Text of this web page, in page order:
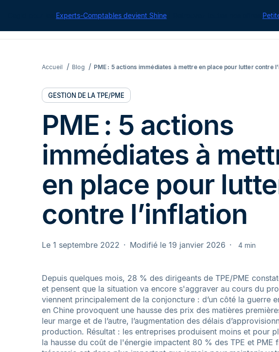
Experts-Comptables devient Shine
Accueil Blog PME : 5 actions immédiates à mettre en place pour lutter contre
GESTION DE LA TPE/PME
PME : 5 actions
immédiates à
en place pour
contre l’inflation
Le 1 septembre 2022 Modifié le 19 janvier 2026 4 min
Depuis quelques mois, 28 % des dirigeants de TPE/PME
et pensent que la situation va encore s'aggraver au cours du
viennent principalement de la conjoncture : d’un côté la guerre
en Chine provoquent une hausse des prix des matières
leur marge et de l’autre, l’augmentation des délais
production. Résultat : les entreprises produisent moins et pour
la hausse du coût de l'énergie impactent 80 % des TPE et